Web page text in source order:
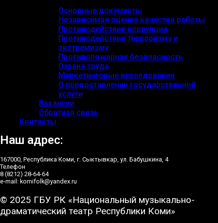
Основные документы
Независимая оценка качества работы
Противодействие коррупции
Противодействие терроризму и
экстремизму
Противопожарная безопасность
Охрана труда
Маркетинговые исследования
О предоставлении государственной
услуги
Вакансии
Обратная связь
Контакты
Наш адрес:
167000, Республика Коми, г. Сыктывкар, ул. Бабушкина, 4
Телефон
8 (8212) 28-64-64
e-mail: komifolk@yandex.ru
© 2025 ГБУ РК «Национальный музыкально-
драматический театр Республики Коми»